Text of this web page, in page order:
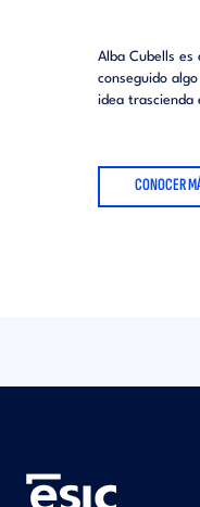
Alba Cubells es
conseguido
idea trascienda
CONOCER